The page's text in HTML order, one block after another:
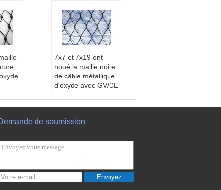
t
i
7x7 et 7x19 ont
noué la maille noire
de câble métallique
d'oxyde avec GV/CE
er, 304L, acier inoxy
Application:Maille
protectrice, grillage t
Style d'armure:Mai
lle de corde d'acier i
de soumission
Envoyez